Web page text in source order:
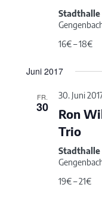
Stadthalle
16€ – 18€
Juni 2017
FR.
30
30. Juni
Ron
Trio
Stadthalle
19€ – 21€